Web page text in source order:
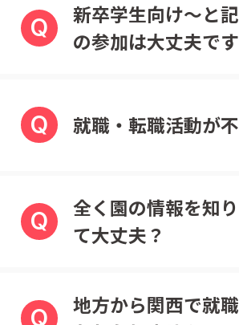
Q
新卒学生向け～と
の参加は大丈夫で
Q 就職・転職活動が不
Q
全く園の情報を知
て大丈夫？
Q
地方から関西で就